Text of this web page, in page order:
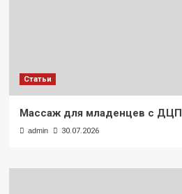
Статьи
Массаж для младенцев с ДЦП
admin 30.07.2026